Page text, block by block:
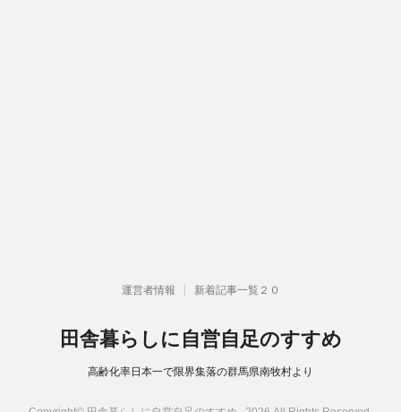
運営者情報 新着記事一覧２０
田舎暮らしに自営自足のすすめ
高齢化率日本一で限界集落の群馬県南牧村より